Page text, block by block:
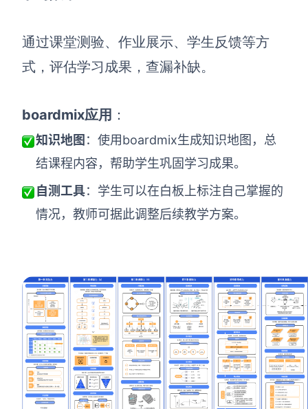
通过课堂测验、作业展示、学生反馈等方
式，评估学习成果，查漏补缺。
boardmix应用 ：
知识地图 ：使用boardmix生成知识地图，总
结课程内容，帮助学生巩固学习成果。
自测工具：学生可以在白板上标注自己掌握的
情况，教师可据此调整后续教学方案。